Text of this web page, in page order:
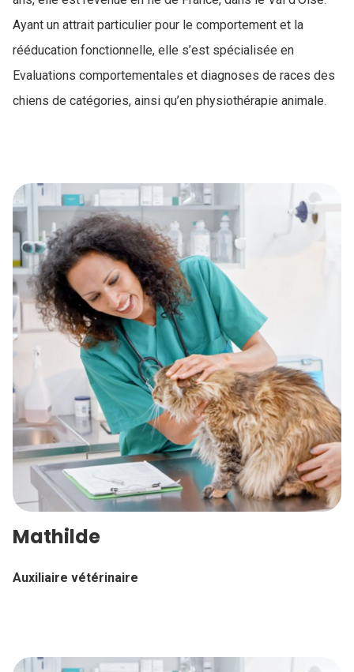
Ayant un attrait particulier pour le comportement et la
rééducation fonctionnelle, elle s’est spécialisée en
Evaluations comportementales et diagnoses de races des
chiens de catégories, ainsi qu’en physiothérapie animale.
Mathilde
Auxiliaire vétérinaire